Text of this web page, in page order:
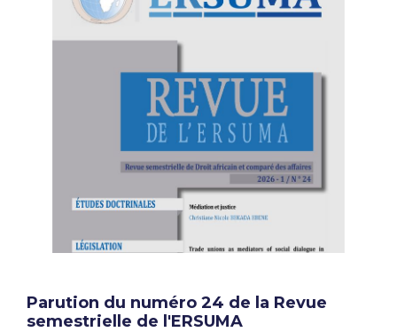
Parution du numéro 24 de la Revue
semestrielle de l'ERSUMA